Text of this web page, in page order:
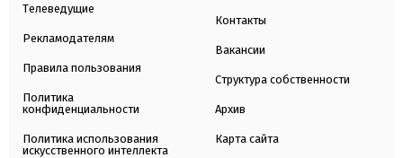
Телеведущие
Рекламодателям
Правила пользования
Политика
конфиденциальности
Политика использования
искусственного интеллекта
Контакты
Вакансии
Структура собственности
Архив
Карта сайта